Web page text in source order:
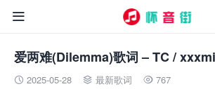

爱两难(Dilemma)歌词 – TC /
 2025-05-28  最新歌词  767